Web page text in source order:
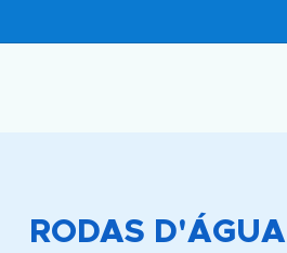
RODAS D'ÁGUA